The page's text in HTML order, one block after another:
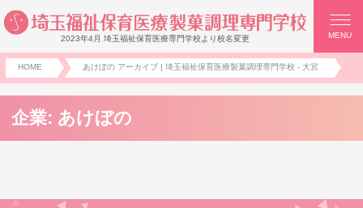
2023年4月 埼玉福祉保育医療専門学校より校名変更 MENU
HOME あけぼの アーカイブ | 埼玉福祉保育医療製菓調理専門学校 - 大宮
企業: あけぼの